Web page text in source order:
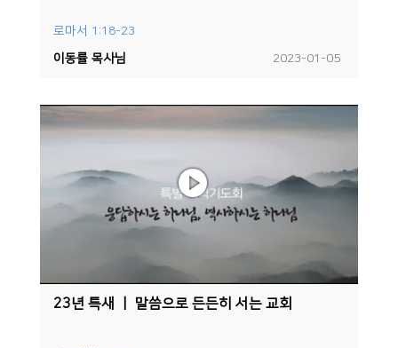
로마서 1:18-23
2023-01-05
이동률 목사님
23년 특새 ㅣ 말씀으로 든든히 서는 교회